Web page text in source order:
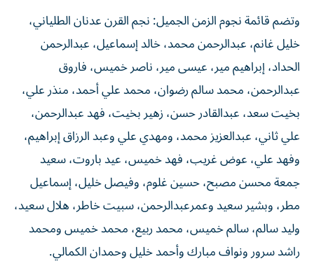
وتضم قائمة نجوم الزمن الجميل: نجم القرن عدنان الطلياني،
خليل غانم، عبدالرحمن محمد، خالد إسماعيل، عبدالرحمن
الحداد، إبراهيم مير، عيسى مير، ناصر خميس، فاروق
عبدالرحمن، محمد سالم رضوان، محمد علي أحمد، منذر علي،
بخيت سعد، عبدالقادر حسن، زهير بخيت، فهد عبدالرحمن،
علي ثاني، عبدالعزيز محمد، ومهدي علي وعبد الرزاق إبراهيم،
وفهد علي، عوض غريب، فهد خميس، عيد باروت، سعيد
جمعة محسن مصبح، حسين غلوم، وفيصل خليل، إسماعيل
مطر، وبشير سعيد وعمرعبدالرحمن، سبيت خاطر، هلال سعيد،
وليد سالم، سالم خميس، محمد ربيع، محمد خميس ومحمد
راشد سرور ونواف مبارك وأحمد خليل وحمدان الكمالي.